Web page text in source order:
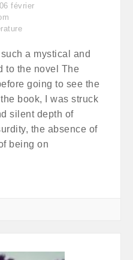
06 février
a mystical and
to the novel The
going to see the
book, I was struck
silent depth of
the absence of
being on